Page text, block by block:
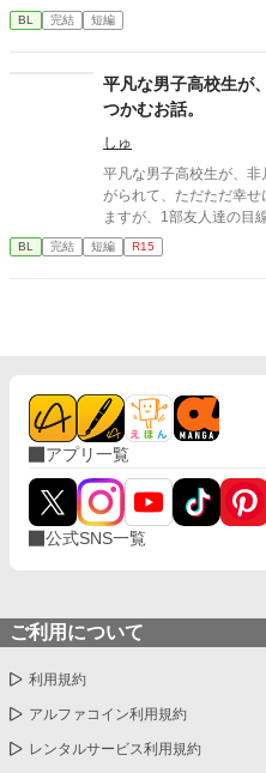
愛で終わらせた、沈黙の恋の物語。 IF
れば報告お願いします！
BL 完結 短編
平凡な男子高校生が
つかむお話。
しゅ
平凡な男子高校生が、
がられて、ただただ幸せになる話です。
ますが、1部友人達の目線にな
BL 完結 短編 R15
アプリ一覧
公式SNS一覧
ご利用について
利用規約
アルファコイン利用規約
レンタルサービス利用規約